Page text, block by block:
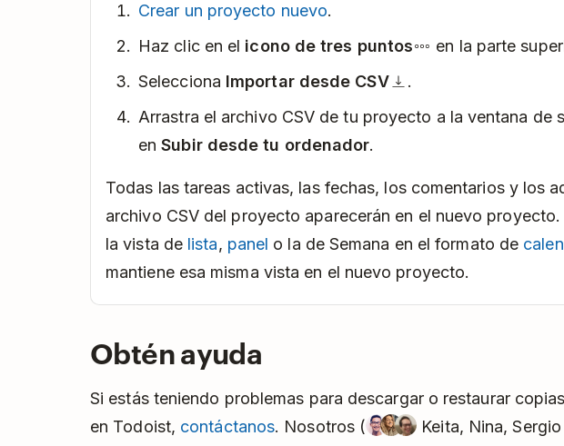
Crear un proyecto nuevo.
Haz clic en el icono de tres puntos
en la parte
Selecciona Importar desde CSV
.
Arrastra el archivo CSV de tu proyecto a la ventana de
enSubir desde tu ordenador.
Todas las tareas activas, las fechas, los comentarios y los
archivo CSV del proyecto aparecerán en el nuevo proyecto.
la vista de lista, panel o la de Semana en el formato de
mantiene esa misma vista en el nuevo proyecto.
Obtén ayuda
Si estás teniendo problemas para descargar o restaurar
en Todoist, contáctanos. Nosotros (
Keita, Nina,